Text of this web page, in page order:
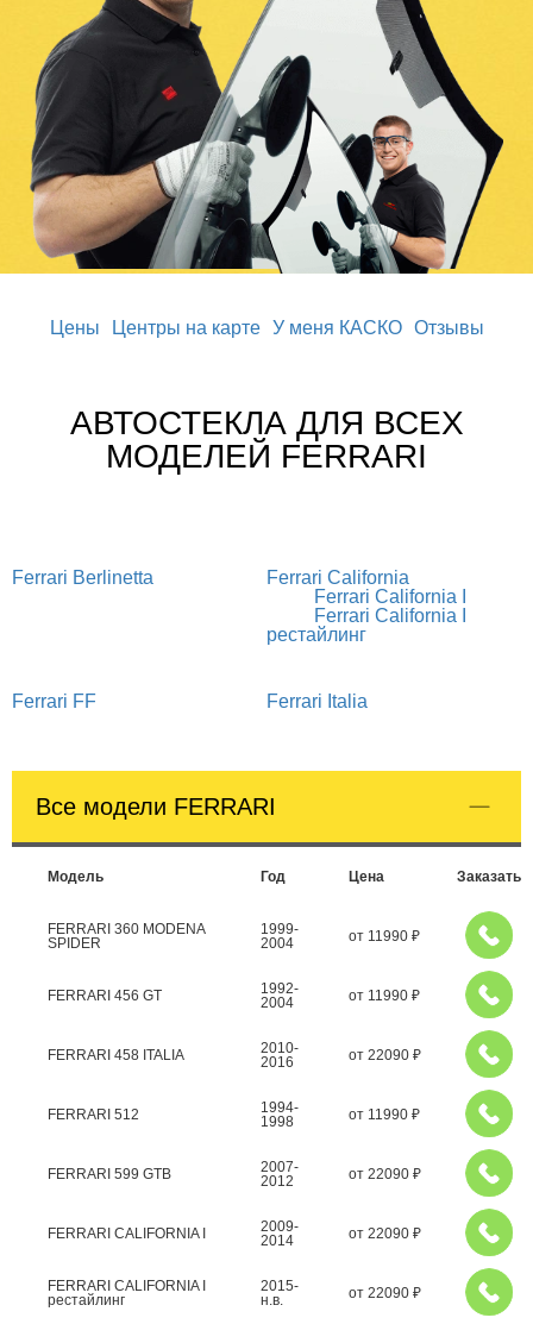
Цены Центры на карте У меня КАСКО Отзывы
АВТОСТЕКЛА ДЛЯ ВСЕХ
МОДЕЛЕЙ FERRARI
Ferrari Berlinetta
Ferrari California
Ferrari California I
Ferrari California I
рестайлинг
Ferrari FF Ferrari Italia
Все модели FERRARI
Модель Год Цена Заказать
FERRARI 360 MODENA
SPIDER
1999-
2004
от 11990 ₽
FERRARI 456 GT
1992-
2004
от 11990 ₽
FERRARI 458 ITALIA
2010-
2016
от 22090 ₽
FERRARI 512
1994-
1998
от 11990 ₽
FERRARI 599 GTB
2007-
2012
от 22090 ₽
FERRARI CALIFORNIA I
2009-
2014
от 22090 ₽
FERRARI CALIFORNIA I
рестайлинг
2015-
н.в.
от 22090 ₽